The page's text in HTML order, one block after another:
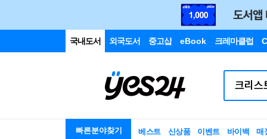
국내도서 외국도서 중고샵 eBook 크레마클럽
빠른분야찾기 베스트 신상품 이벤트 바이백 매